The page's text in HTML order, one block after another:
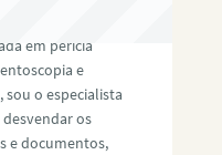
em perícia
e
sou o especialista
os
e documentos,